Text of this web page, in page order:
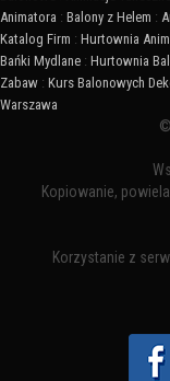
Animatora : Balony z Helem :
Katalog Firm : Hurtownia
Bańki Mydlane : Hurtownia
Zabaw : Kurs Balonowych
Warszawa
Kopiowanie,
Korzystanie z